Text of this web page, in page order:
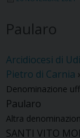
Paularo
Arcidiocesi di
Pietro di Carnia
Denominazione
Paularo
Altra
SANTI VITO